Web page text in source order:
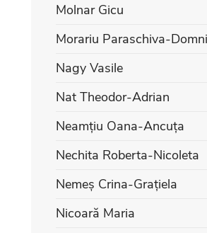
Molnar Gicu
Morariu Paraschiva-
Nagy Vasile
Nat Theodor-Adrian
Neamțiu Oana-Ancuța
Nechita Roberta-Nicoleta
Nemeș Crina-Grațiela
Nicoară Maria